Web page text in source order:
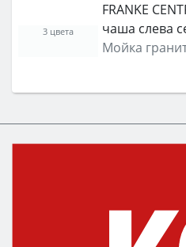
FRANKE
чаша слева
Мойка
3 цвета